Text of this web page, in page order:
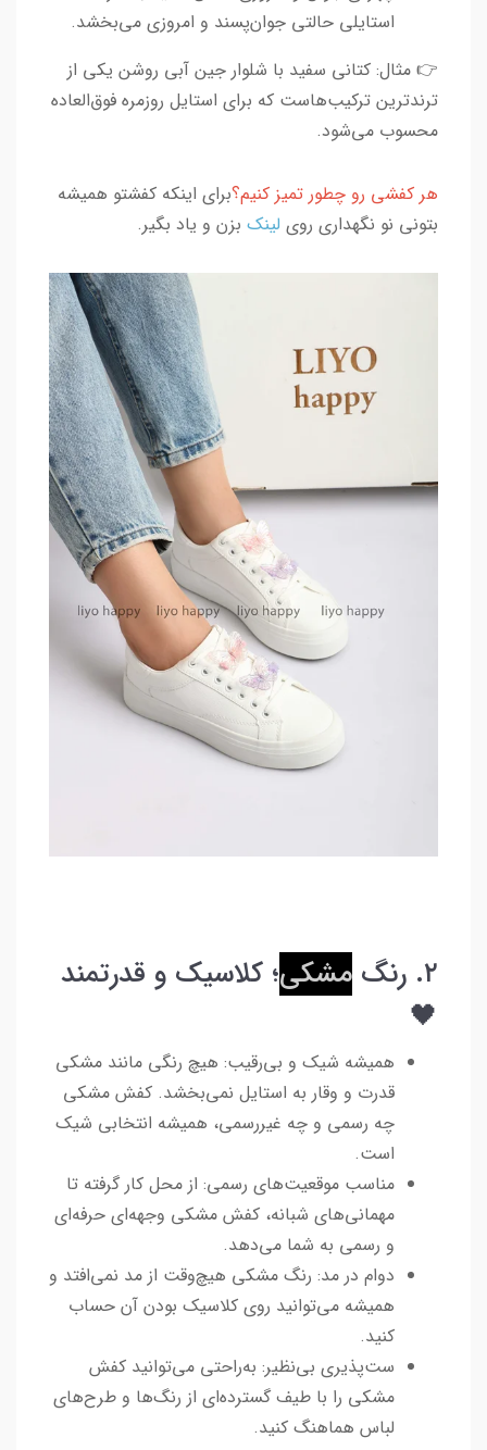
استایلی حالتی جوان‌پسند و امروزی می‌بخشد.
👉 مثال: کتانی سفید با شلوار جین آبی روشن یکی از
ترندترین ترکیب‌هاست که برای استایل روزمره فوق‌العاده
محسوب می‌شود.
هر کفشی رو چطور تمیز کنیم؟برای اینکه کفشتو همیشه
بتونی نو نگهداری روی لینک بزن و یاد بگیر.
۲. رنگ مشکی؛ کلاسیک و قدرتمند
🖤
همیشه شیک و بی‌رقیب: هیچ رنگی مانند مشکی
قدرت و وقار به استایل نمی‌بخشد. کفش مشکی
چه رسمی و چه غیررسمی، همیشه انتخابی شیک
است.
مناسب موقعیت‌های رسمی: از محل کار گرفته تا
مهمانی‌های شبانه، کفش مشکی وجهه‌ای حرفه‌ای
و رسمی به شما می‌دهد.
دوام در مد: رنگ مشکی هیچ‌وقت از مد نمی‌افتد و
همیشه می‌توانید روی کلاسیک بودن آن حساب
کنید.
ست‌پذیری بی‌نظیر: به‌راحتی می‌توانید کفش
مشکی را با طیف گسترده‌ای از رنگ‌ها و طرح‌های
لباس هماهنگ کنید.